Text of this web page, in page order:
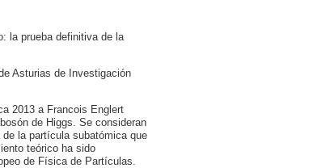
la prueba definitiva de la
Asturias de Investigación
2013 a Francois Englert
de Higgs. Se consideran
la partícula subatómica que
teórico ha sido
de Física de Partículas.